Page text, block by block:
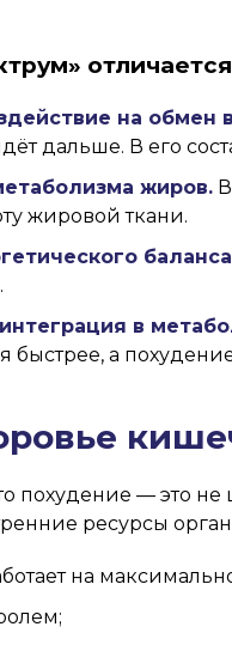
на обмен
дальше. В его
жиров.
жировой ткани.
в
быстрее, а
похудение — это не
ресурсы
на